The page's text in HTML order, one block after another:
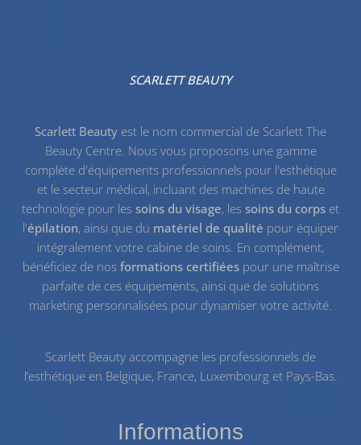
SCARLETT BEAUTY
Scarlett Beauty est le nom commercial de Scarlett The
Beauty Centre. Nous vous proposons une gamme
complète d'équipements professionnels pour l'esthétique
et le secteur médical, incluant des machines de haute
technologie pour les soins du visage, les soins du corps et
l'épilation, ainsi que du matériel de qualité pour équiper
intégralement votre cabine de soins. En complément,
bénéficiez de nos formations certifiéespour une maîtrise
parfaite de ces équipements, ainsi que de solutions
marketing personnalisées pour dynamiser votre activité.
Scarlett Beauty accompagne les professionnels de
l’esthétique en Belgique, France, Luxembourg et Pays-Bas.
Informations